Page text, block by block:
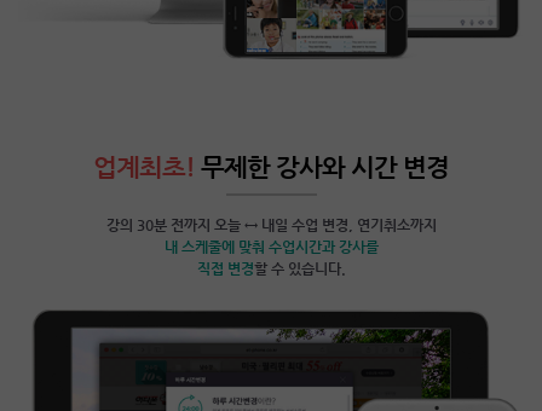
업계최초! 무제한 강사와 시간 변경
강의 30분 전까지 오늘 ↔ 내일 수업 변경, 연기취소까지
내 스케줄에 맞춰 수업시간과 강사를
직접 변경할 수 있습니다.